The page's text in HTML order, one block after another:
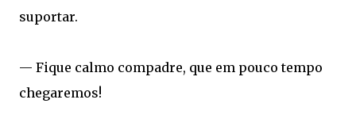
suportar.
— Fique calmo compadre, que em pouco tempo
chegaremos!